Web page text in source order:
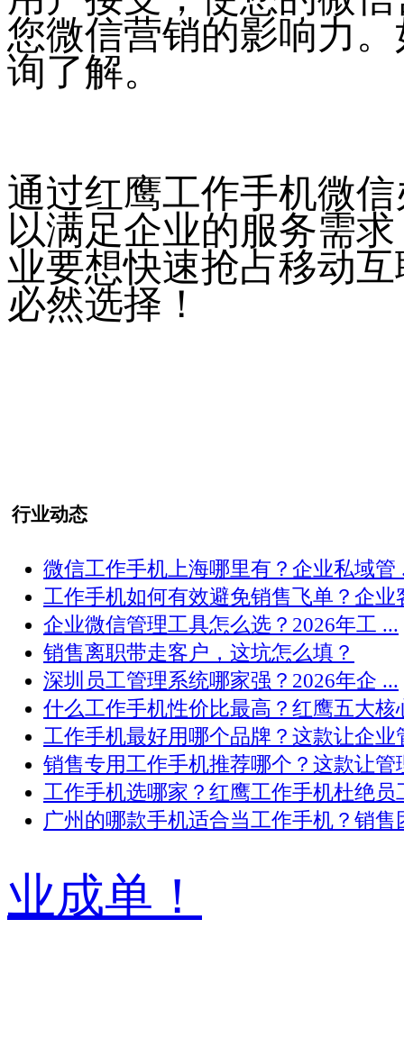
您微信营销的影响力
询了解。
通过红鹰工作手机微
以满足企业的服务需
业要想快速抢占移动
必然选择！
行业动态
微信工作手机上海哪里有？企业私域管
工作手机如何有效避免销售飞单？企业
企业微信管理工具怎么选？2026年工 ...
销售离职带走客户，这坑怎么填？
深圳员工管理系统哪家强？2026年企 ...
什么工作手机性价比最高？红鹰五大核
工作手机最好用哪个品牌？这款让企业
销售专用工作手机推荐哪个？这款让管
工作手机选哪家？红鹰工作手机杜绝员
广州的哪款手机适合当工作手机？销售
业成单！